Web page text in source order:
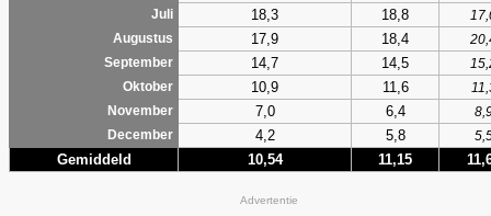
Juli
18,3 18,8
Augustus
17,9 18,4
September
14,7 14,5
Oktober
10,9 11,6
November
7,0 6,4
December
4,2 5,8
Gemiddeld 10,54 11,15
Advertentie